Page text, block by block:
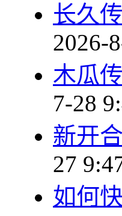
长久
2026-
木瓜
7-28
新开
27
如何